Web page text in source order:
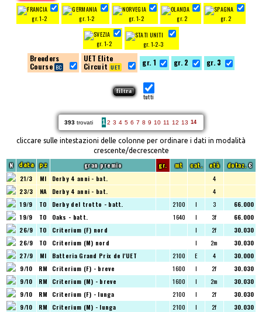
gr. 1-2 gr. 1-2 gr. 1-2 gr. 2 gr. 2
gr. 1-2 gr. 1-2-3
Breeders
Course
UET Elite
Circuit
gr. 1 gr. 2 gr. 3
tutti
393 trovati 12 3 4 5 6 7 8 9 10 11 12 13 14
cliccare sulle intestazioni delle colonne per ordinare i dati in modalità
crescente/decrescente
N data pz gran premio gr. mt cat. età dotaz.€
21/3 MI Derby 4 anni - bat.
4
23/3
NA Derby 4 anni - bat.
4
19/9
TO Derby del trotto - batt. 2100 I 3
66.000
19/9
TO Oaks - batt. 1640 I 3f
66.000
26/9
TO Criterium (F) nord I 2f
30.030
26/9
TO Criterium (M) nord I 2m
30.030
27/9
MI Batteria Grand Prix de l'UET 2100 E 4
30.000
9/10
RM Criterium (F) - breve 1600 I 2f
30.030
9/10
RM Criterium (M) - breve 1600 I 2m
30.030
9/10
RM Criterium (F) - lunga 2100 I 2f
30.030
9/10
RM Criterium (M) - lunga 2100 I 2f
30.030